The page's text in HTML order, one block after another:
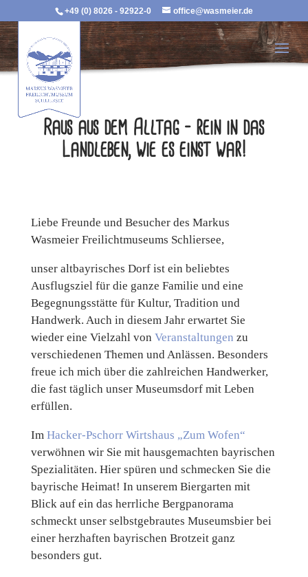
+49 (0) 8026 - 92922-0 office@wasmeier.de
Raus aus dem Alltag – rein in das
Landleben, wie es einst war!
Liebe Freunde und Besucher des Markus
Wasmeier Freilichtmuseums Schliersee,
unser altbayrisches Dorf ist ein beliebtes
Ausflugsziel für die ganze Familie und eine
Begegnungsstätte für Kultur, Tradition und
Handwerk. Auch in diesem Jahr erwartet Sie
wieder eine Vielzahl von Veranstaltungen zu
verschiedenen Themen und Anlässen. Besonders
freue ich mich über die zahlreichen Handwerker,
die fast täglich unser Museumsdorf mit Leben
erfüllen.
Im Hacker-Pschorr Wirtshaus „Zum Wofen“
verwöhnen wir Sie mit hausgemachten bayrischen
Spezialitäten. Hier spüren und schmecken Sie die
bayrische Heimat! In unserem Biergarten mit
Blick auf ein das herrliche Bergpanorama
schmeckt unser selbstgebrautes Museumsbier bei
einer herzhaften bayrischen Brotzeit ganz
besonders gut.